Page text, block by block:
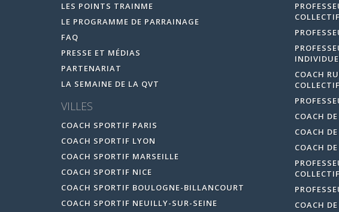
LES POINTS TRAINME
LE PROGRAMME DE PARRAINAGE
FAQ
PRESSE ET MÉDIAS
PARTENARIAT
LA SEMAINE DE LA QVT
VILLES
COACH SPORTIF PARIS
COACH SPORTIF LYON
COACH SPORTIF MARSEILLE
COACH SPORTIF NICE
COACH SPORTIF BOULOGNE-BILLANCOURT
COACH SPORTIF NEUILLY-SUR-SEINE
COACH
COACH
COACH
COACH
COACH